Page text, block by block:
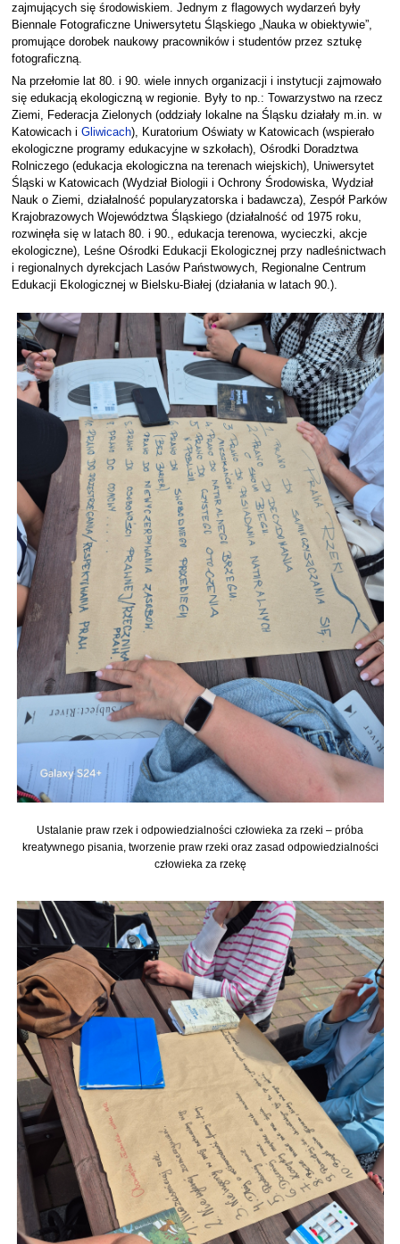
zajmujących się środowiskiem. Jednym z flagowych wydarzeń były
Biennale Fotograficzne Uniwersytetu Śląskiego „Nauka w obiektywie”,
promujące dorobek naukowy pracowników i studentów przez sztukę
fotograficzną.
Na przełomie lat 80. i 90. wiele innych organizacji i instytucji zajmowało
się edukacją ekologiczną w regionie. Były to np.: Towarzystwo na rzecz
Ziemi, Federacja Zielonych (oddziały lokalne na Śląsku działały m.in. w
Katowicach i Gliwicach), Kuratorium Oświaty w Katowicach (wspierało
ekologiczne programy edukacyjne w szkołach), Ośrodki Doradztwa
Rolniczego (edukacja ekologiczna na terenach wiejskich), Uniwersytet
Śląski w Katowicach (Wydział Biologii i Ochrony Środowiska, Wydział
Nauk o Ziemi, działalność popularyzatorska i badawcza), Zespół Parków
Krajobrazowych Województwa Śląskiego (działalność od 1975 roku,
rozwinęła się w latach 80. i 90., edukacja terenowa, wycieczki, akcje
ekologiczne), Leśne Ośrodki Edukacji Ekologicznej przy nadleśnictwach
i regionalnych dyrekcjach Lasów Państwowych, Regionalne Centrum
Edukacji Ekologicznej w Bielsku-Białej (działania w latach 90.).
Ustalanie praw rzek i odpowiedzialności człowieka za rzeki – próba
kreatywnego pisania, tworzenie praw rzeki oraz zasad odpowiedzialności
człowieka za rzekę